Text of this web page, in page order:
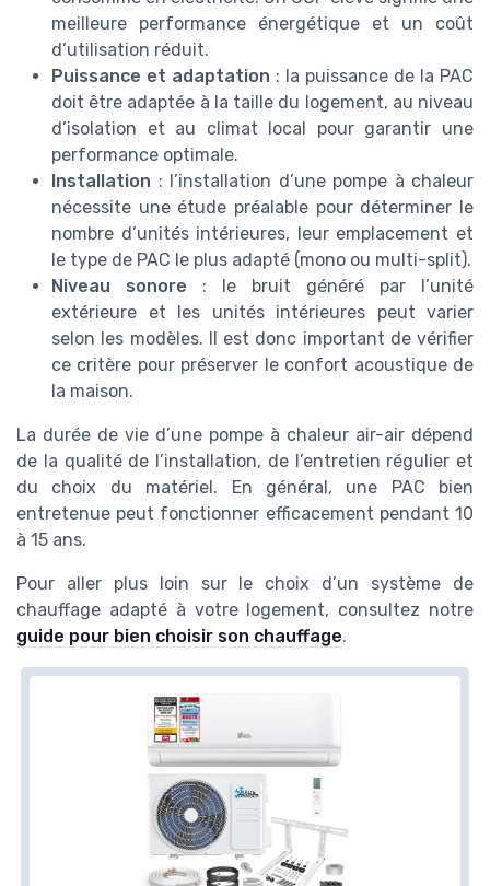
meilleure performance énergétique et un coût
d’utilisation réduit.
Puissance et adaptation : la puissance de la PAC
doit être adaptée à la taille du logement, au niveau
d’isolation et au climat local pour garantir une
performance optimale.
Installation : l’installation d’une pompe à chaleur
nécessite une étude préalable pour déterminer le
nombre d’unités intérieures, leur emplacement et
le type de PAC le plus adapté (mono ou multi-split).
Niveau sonore : le bruit généré par l’unité
extérieure et les unités intérieures peut varier
selon les modèles. Il est donc important de vérifier
ce critère pour préserver le confort acoustique de
la maison.
La durée de vie d’une pompe à chaleur air-air dépend
de la qualité de l’installation, de l’entretien régulier et
du choix du matériel. En général, une PAC bien
entretenue peut fonctionner efficacement pendant 10
à 15 ans.
Pour aller plus loin sur le choix d’un système de
chauffage adapté à votre logement, consultez notre
guide pour bien choisir son chauffage.